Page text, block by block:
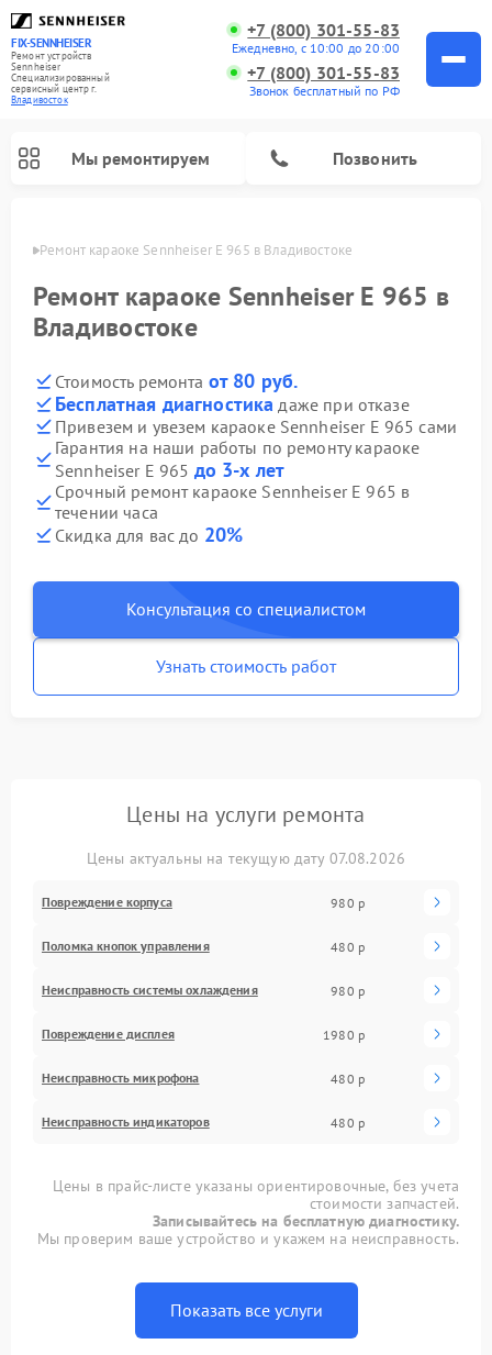
FIX-SENNHEISER
Ремонт устройств
Sennheiser
Специализированный
cервисный центр г.
Владивосток
+7 (800) 301-55-83
Ежедневно, с 10:00 до 20:00
+7 (800) 301-55-83
Звонок бесплатный по РФ
Мы ремонтируем Позвонить
Ремонт караоке Sennheiser E 965 в Владивостоке
Ремонт караоке Sennheiser E 965 в
Владивостоке
Стоимость ремонта от 80 руб.
Бесплатная диагностика даже при отказе
Привезем и увезем караоке Sennheiser E 965 сами
Гарантия на наши работы по ремонту караоке
Sennheiser E 965 до 3-х лет
Срочный ремонт караоке Sennheiser E 965 в
течении часа
Скидка для вас до 20%
Консультация со специалистом
Узнать стоимость работ
Цены на услуги ремонта
Цены актуальны на текущую дату 07.08.2026
Повреждение корпуса 980 р
Поломка кнопок управления 480 р
Неисправность системы охлаждения 980 р
Повреждение дисплея 1980 р
Неисправность микрофона 480 р
Неисправность индикаторов 480 р
Цены в прайс-листе указаны ориентировочные, без учета
стоимости запчастей.
Записывайтесь на бесплатную диагностику.
Мы проверим ваше устройство и укажем на неисправность.
Показать все услуги